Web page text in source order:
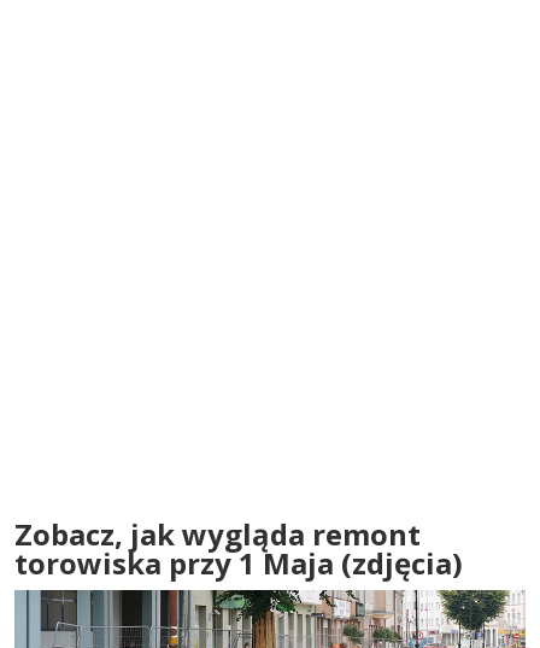
Zobacz, jak wygląda remont
torowiska przy 1 Maja (zdjęcia)